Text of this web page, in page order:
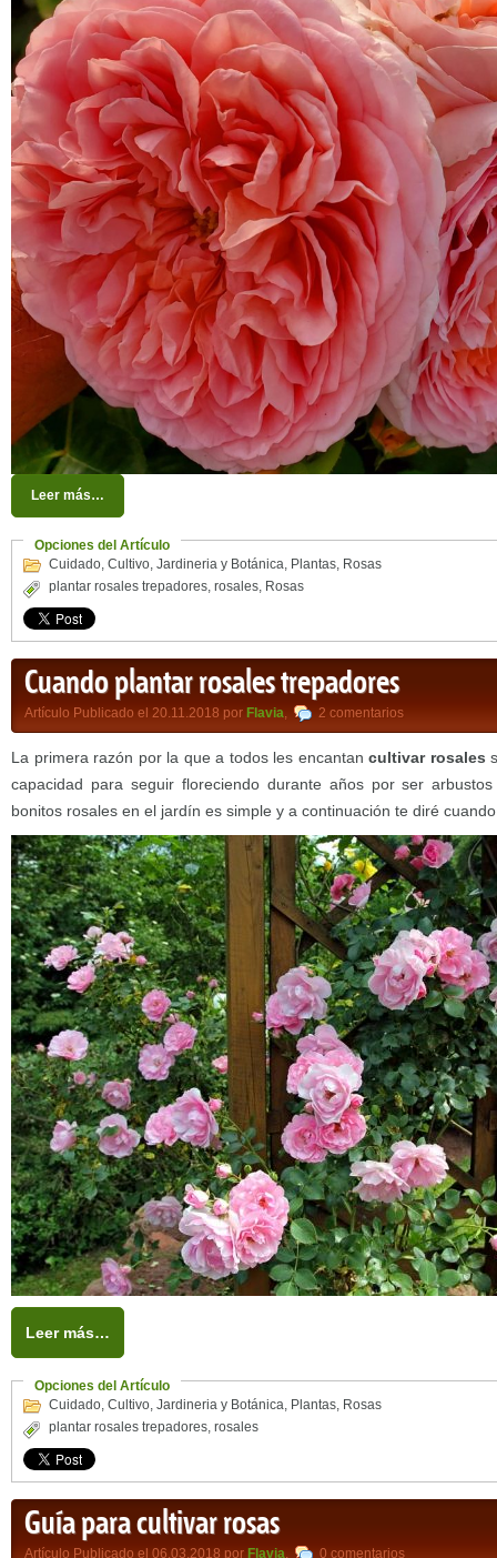
Leer más…
Opciones del Artículo
Cuidado, Cultivo, Jardineria y Botánica, Plantas, Rosas
plantar rosales trepadores, rosales, Rosas
Cuando plantar rosales trepadores
Artículo Publicado el 20.11.2018 por Flavia, 2 comentarios
La primera razón por la que a todos les encantancultivar rosales
capacidad para seguir floreciendo durante años por ser
bonitos rosales en el jardín es simple y a continuación te diré
Leer más…
Opciones del Artículo
Cuidado, Cultivo, Jardineria y Botánica, Plantas, Rosas
plantar rosales trepadores, rosales
Guía para cultivar rosas
Artículo Publicado el 06.03.2018 por Flavia, 0 comentarios